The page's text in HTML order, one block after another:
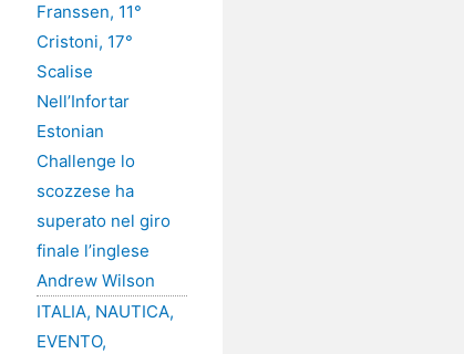
Franssen, 11°
Cristoni, 17°
Scalise
Nell’Infortar
Estonian
Challenge lo
scozzese ha
superato nel giro
finale l’inglese
Andrew Wilson
ITALIA, NAUTICA,
EVENTO,